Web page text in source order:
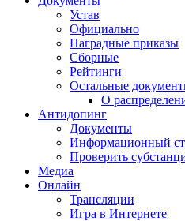
Устав
Официально
Наградные приказы
Сборные
Рейтинги
Остальные
О
Антидопинг
Документы
Информационный
Проверить
Медиа
Онлайн
Трансляции
Игра в Интернете